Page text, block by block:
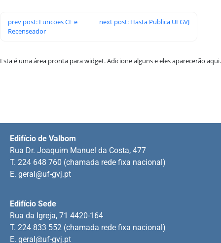
prev post: Funcoes CF e
Recenseador
next post: Hasta Publica UFGVJ
Esta é uma área pronta para widget. Adicione alguns e eles aparecerão aqui.
Edifício Sede
Rua da Igreja, 71 4420-164
T. 224 833 552 (chamada rede fixa nacional)
E. geral@uf-gvj.pt
Edifício de Valbom
Rua Dr. Joaquim Manuel da Costa, 477
T. 224 648 760 (chamada rede fixa nacional)
E. geral@uf-gvj.pt